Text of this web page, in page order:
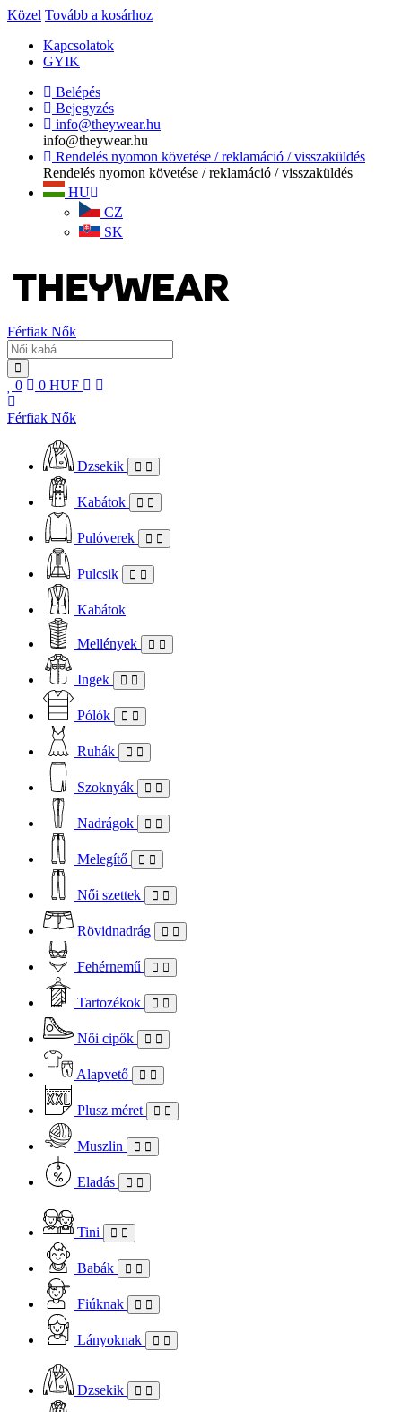
Közel Tovább a kosárhoz
Kapcsolatok
GYIK
Belépés
Bejegyzés
info@theywear.hu
info@theywear.hu
Rendelés nyomon követése / reklamáció / visszaküldés
Rendelés nyomon követése / reklamáció / visszaküldés
HU
CZ
SK
Férfiak Nők
0 0 HUF
Férfiak Nők
Dzsekik
Kabátok
Pulóverek
Pulcsik
Kabátok
Mellények
Ingek
Pólók
Ruhák
Szoknyák
Nadrágok
Melegítő
Női szettek
Rövidnadrág
Fehérnemű
Tartozékok
Női cipők
Alapvető
Plusz méret
Muszlin
Eladás
Tini
Babák
Fiúknak
Lányoknak
Dzsekik